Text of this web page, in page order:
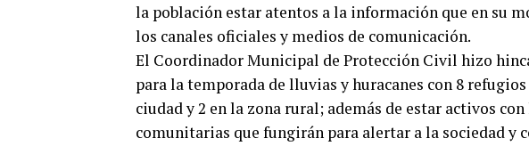
la población estar atentos a la información que en su
los canales oficiales y medios de comunicación.
El Coordinador Municipal de Protección Civil hizo
para la temporada de lluvias y huracanes con 8
ciudad y 2 en la zona rural; además de estar activos
comunitarias que fungirán para alertar a la sociedad y